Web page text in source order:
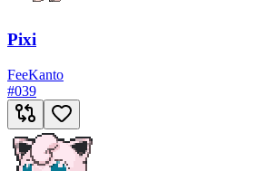
Pixi
FeeKanto
#039